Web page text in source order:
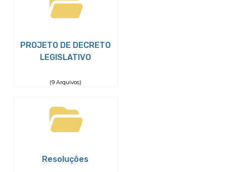
PROJETO DE DECRETO
LEGISLATIVO
(9 Arquivos)
Resoluções